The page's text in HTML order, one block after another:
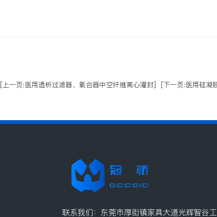
[上一页:医用透析过滤器、氧合器中空纤维离心灌封] [下一页:医用硅凝
联系我们：东莞市厚街镇家具大道光辉智谷工